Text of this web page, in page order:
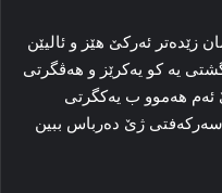
ئەرکێ هێز و ئالیێن
یە کو یەکرێز و هەڤگرتی
هەموو ب یەکگرتی
ژێ دەرباس ببین